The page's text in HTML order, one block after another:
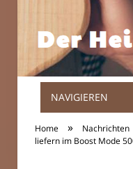
NAVIGIEREN
Home » Nachrichten
liefern im Boost Mode